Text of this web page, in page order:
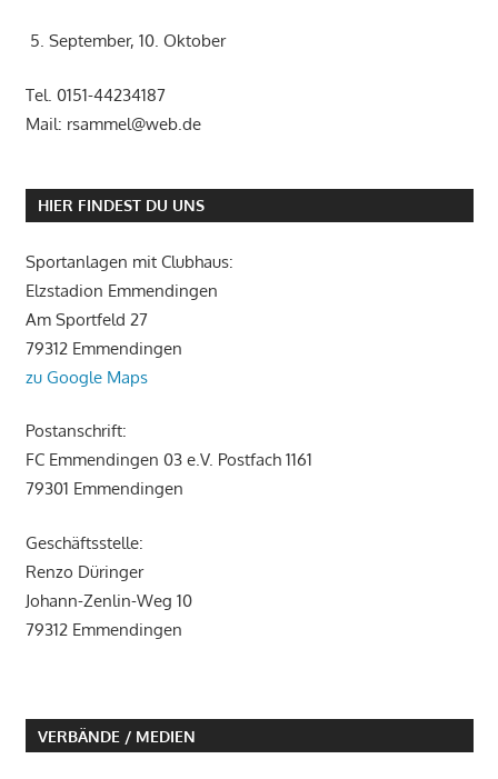
5. September, 10. Oktober
Tel. 0151-44234187
Mail: rsammel@web.de
HIER FINDEST DU UNS
Sportanlagen mit Clubhaus:
Elzstadion Emmendingen
Am Sportfeld 27
79312 Emmendingen
zu Google Maps
Postanschrift:
FC Emmendingen 03 e.V. Postfach 1161
79301 Emmendingen
Geschäftsstelle:
Renzo Düringer
Johann-Zenlin-Weg 10
79312 Emmendingen
VERBÄNDE / MEDIEN